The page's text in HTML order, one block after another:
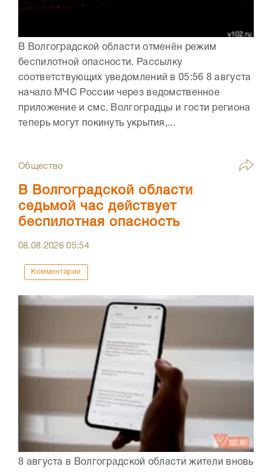
В Волгоградской области отменён режим
беспилотной опасности. Рассылку
соответствующих уведомлений в 05:56 8 августа
начало МЧС России через ведомственное
приложение и смс. Волгоградцы и гости региона
теперь могут покинуть укрытия,...
Общество
В Волгоградской области
седьмой час действует
беспилотная опасность
08.08.202605:54
Комментарии
8 августа в Волгоградской области жители вновь